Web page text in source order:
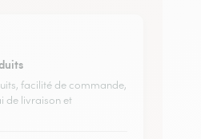
facilité de commande,
de livraison et